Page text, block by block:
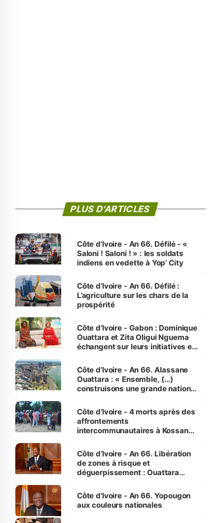
PLUS D'ARTICLES
Côte d’Ivoire - An 66. Défilé - «
Saloni ! Saloni ! » : les soldats
indiens en vedette à Yop’ City
Côte d’Ivoire - An 66. Défilé :
L’agriculture sur les chars de la
prospérité
Côte d’Ivoire - Gabon : Dominique
Ouattara et Zita Oligui Nguema
échangent sur leurs initiatives en
enfants
Côte d’Ivoire - An 66. Alassane
Ouattara : « Ensemble, (…)
construisons une grande nation
générations futures »
Côte d’Ivoire - 4 morts après des
affrontements
intercommunautaires à Kossandji
milieu des sinistrés
Côte d’Ivoire - An 66. Libération
de zones à risque et
déguerpissement : Ouattara
l'Etat de droit pour préserver les
vies humaines »
Côte d'Ivoire - An 66. Yopougon
aux couleurs nationales